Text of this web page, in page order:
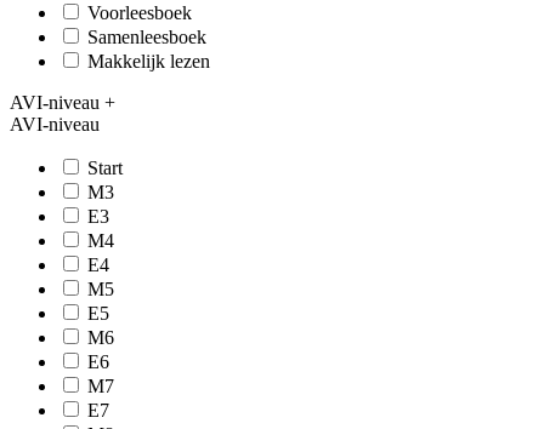
Voorleesboek
Samenleesboek
Makkelijk lezen
AVI-niveau +
AVI-niveau
Start
M3
E3
M4
E4
M5
E5
M6
E6
M7
E7